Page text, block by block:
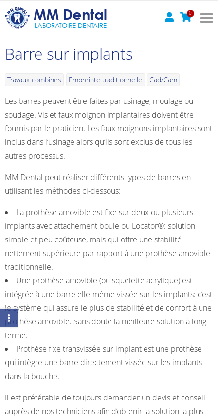
MM Dental
LABORATOIRE DENTAIRE
0
Barre sur implants
Travaux combines Empreinte traditionnelle Cad/Cam
Les barres peuvent être faites par usinage, moulage ou
soudage. Vis et faux moignon implantaires doivent être
fournis par le praticien. Les faux moignons implantaires sont
inclus dans l’usinage alors qu’ils sont exclus de tous les
autres processus.
MM Dental peut réaliser différents types de barres en
utilisant les méthodes ci-dessous:
La prothèse amovible est fixe sur deux ou plusieurs
implants avec attachement boule ou Locator®: solution
simple et peu coûteuse, mais qui offre une stabilité
nettement supérieure par rapport à une prothèse amovible
traditionnelle.
Une prothèse amovible (ou squelette acrylique) est
intégrée à une barre elle-même vissée sur les implants: c’est
le système qui assure le plus de stabilité et de confort à une
prothèse amovible. Sans doute la meilleure solution à long
terme.
Prothèse fixe transvissée sur implant est une prothèse
qui intègre une barre directement vissée sur les implants
dans la bouche.
Il est préférable de toujours demander un devis et conseil
auprès de nos techniciens afin d’obtenir la solution la plus